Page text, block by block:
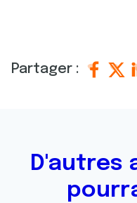
Partager :
D'autres